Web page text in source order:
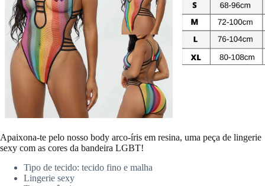
Apaixona-te pelo nosso body arco-íris em resina, uma peça de lingerie
sexy com as cores da bandeira LGBT!
Tipo de tecido: tecido fino e malha
Lingerie sexy